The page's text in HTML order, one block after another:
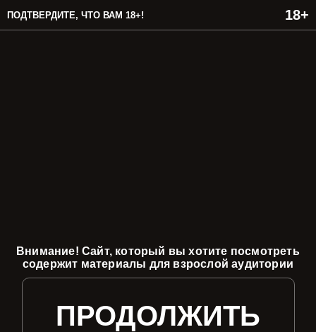
ПОДТВЕРДИТЕ, ЧТО ВАМ 18+!
Внимание! Сайт, который вы хотите посмотреть
содержит материалы для взрослой аудитории
ПРОДОЛЖИТЬ